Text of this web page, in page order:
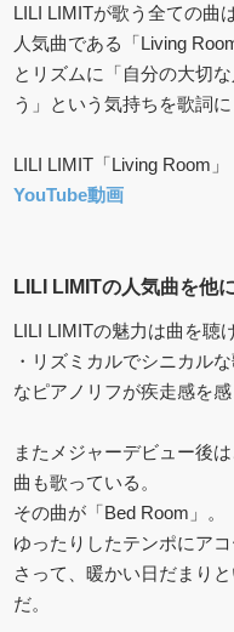
LILI LIMITが歌う全ての曲
人気曲である「Living
とリズムに「自分の大切
う」という気持ちを歌詞
LILI LIMIT「Living Room」
YouTube動画
LILI LIMITの人気曲を他
LILI LIMITの魅力は曲を聴
・リズミカルでシニカル
なピアノリフが疾走感を
またメジャーデビュー後
曲も歌っている。
その曲が「Bed Room」。
ゆったりしたテンポにア
さって、暖かい日だまり
だ。